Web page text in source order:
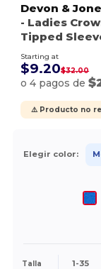
Devon &
- Ladies
Tipped
Starting at
$9.20$32.00
o 4 pagos de
⚠️ Producto no
Elegir color:
Talla 1-35